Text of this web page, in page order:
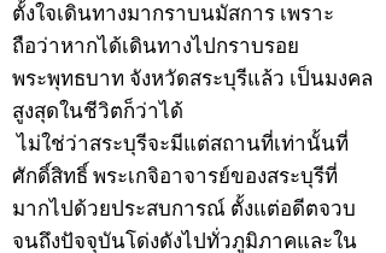
ตั้งใจเดินทางมากราบนมัสการ เพราะ
ถือว่าหากได้เดินทางไปกราบรอย
พระพุทธบาท จังหวัดสระบุรีแล้ว เป็นมงคล
สูงสุดในชีวิตก็ว่าได้
ไม่ใช่ว่าสระบุรีจะมีแต่สถานที่เท่านั้นที่
ศักดิ์สิทธิ์ พระเกจิอาจารย์ของสระบุรีที่
มากไปด้วยประสบการณ์ ตั้งแต่อดีตจวบ
จนถึงปัจจุบันโด่งดังไปทั่วภูมิภาคและใน